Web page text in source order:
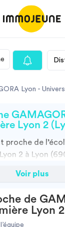
MON COMPTE
Lyon -
Lyon 2
proche de
2 à Lyon
d’offres de
locations par
Vous avez
Voir plus
de
Lyon